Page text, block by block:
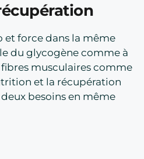
et force dans la même
du glycogène comme à
musculaires comme
et la récupération
besoins en même